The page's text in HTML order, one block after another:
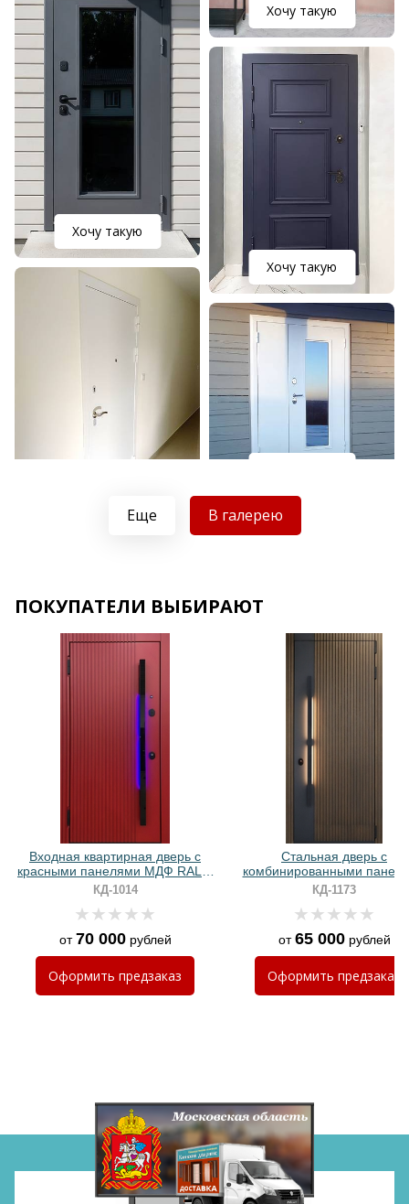
Хочу такую
Хочу такую
Хочу такую
Хочу такую
Хочу такую
Хочу такую
Хочу такую
Еще В галерею
ПОКУПАТЕЛИ ВЫБИРАЮТ
Входная квартирная дверь с
красными панелями МДФ RAL и
бугельной ручкой с подсветкой
КД-1014
от70 000рублей
Оформить предзаказ
Стальная дверь с
комбинированными
МДФ и ручкой-скобой с
подсветкой
КД-1173
от65 000рублей
Оформить предзаказ